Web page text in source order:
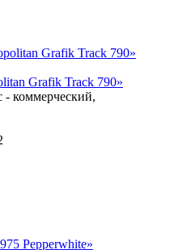
Grafik Track 790»
- коммерческий,